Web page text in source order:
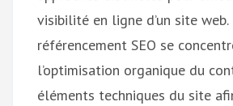
visibilité en ligne d’un site web.
référencement SEO se
l’optimisation organique du
éléments techniques du site